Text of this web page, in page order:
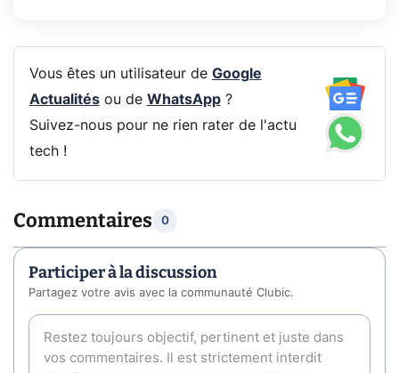
Vous êtes un utilisateur de Google
Actualitésou de WhatsApp?
Suivez-nous pour ne rien rater de l'actu
tech !
Commentaires 0
Participer à la discussion
Partagez votre avis avec la communauté Clubic.